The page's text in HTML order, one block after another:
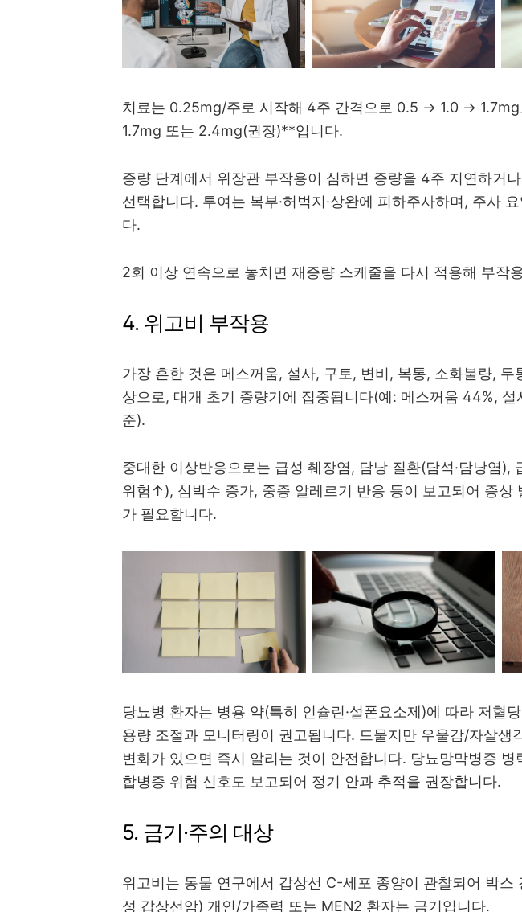
치료는 0.25mg/주로 시작해 4주 간격으로 0.5 → 1.0 → 1.7mg
1.7mg 또는 2.4mg(권장)**입니다.
증량 단계에서 위장관 부작용이 심하면 증량을 4주 지연하거
선택합니다. 투여는 복부·허벅지·상완에 피하주사하며, 주사
다.
2회 이상 연속으로 놓치면 재증량 스케줄을 다시 적용해 부작
4. 위고비 부작용
가장 흔한 것은 메스꺼움, 설사, 구토, 변비, 복통, 소화불량, 두
상으로, 대개 초기 증량기에 집중됩니다(예: 메스꺼움 44%, 설
준).
중대한 이상반응으로는 급성 췌장염, 담낭 질환(담석·담낭염),
위험↑), 심박수 증가, 중증 알레르기 반응 등이 보고되어 증상
가 필요합니다.
당뇨병 환자는 병용 약(특히 인슐린·설폰요소제)에 따라 저혈
용량 조절과 모니터링이 권고됩니다. 드물지만 우울감/자살생
변화가 있으면 즉시 알리는 것이 안전합니다. 당뇨망막병증
합병증 위험 신호도 보고되어 정기 안과 추적을 권장합니다.
5. 금기·주의 대상
위고비는 동물 연구에서 갑상선 C-세포 종양이 관찰되어 박스
성 갑상선암) 개인/가족력 또는 MEN2 환자는 금기입니다.